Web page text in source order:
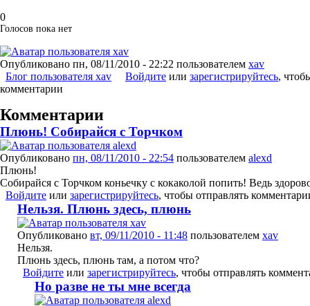
0
Голосов пока нет
Опубликовано пн, 08/11/2010 - 22:22 пользователем xav
Блог пользователя xav
Войдите или зарегистрируйтесь,
комментарии
Комментарии
Плюнь! Собирайся с Торчком
Опубликовано пн, 08/11/2010 - 22:54 пользователем alexd
Плюнь!
Собирайся с Торчком коньечку с кокаколой попить! Ведь
Войдите или зарегистрируйтесь, чтобы отправлять
Нельзя. Плюнь здесь, плюнь
Опубликовано вт, 09/11/2010 - 11:48 пользователем xav
Нельзя.
Плюнь здесь, плюнь там, а потом что?
Войдите или зарегистрируйтесь, чтобы отправлять
Но разве не ты мне всегда